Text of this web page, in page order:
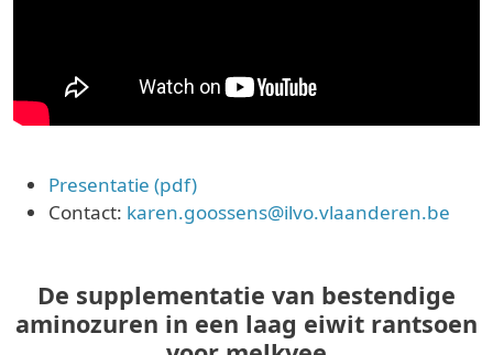
Presentatie (pdf)
Contact: karen.goossens@ilvo.vlaanderen.be
De supplementatie van bestendige
aminozuren in een laag eiwit rantsoen